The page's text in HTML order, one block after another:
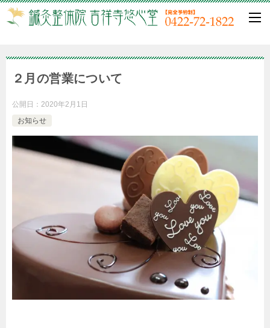
２月の営業について
公開日： 2020年2月1日
お知らせ